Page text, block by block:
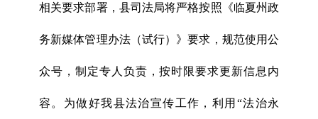
相关要求部署，县司法局将严格按照《临夏州政
务新媒体管理办法（试行）》要求，规范使用公
众号，制定专人负责，按时限要求更新信息内
容。为做好我县法治宣传工作，利用“法治永